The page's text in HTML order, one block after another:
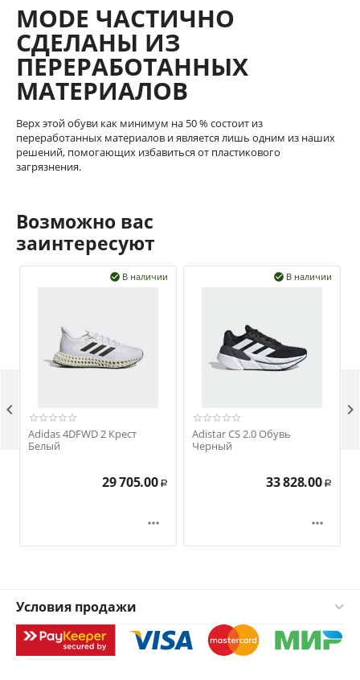
MODE ЧАСТИЧНО
СДЕЛАНЫ ИЗ
ПЕРЕРАБОТАННЫХ
МАТЕРИАЛОВ
Верх этой обуви как минимум на 50 % состоит из
переработанных материалов и является лишь одним из наших
решений, помогающих избавиться от пластикового
загрязнения.
Возможно вас
заинтересуют
В наличии

Adidas 4DFWD 2 Крест
Белый
29 705.00 Р

В наличии

Adistar CS 2.0 Обувь
Черный
33 828.00 Р

 
Условия продажи